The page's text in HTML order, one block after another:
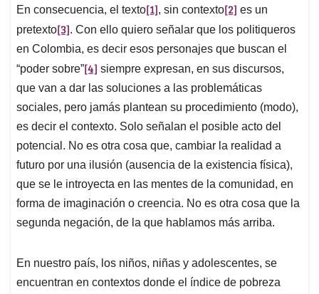
En consecuencia, el texto[1], sin contexto[2] es un
pretexto[3]. Con ello quiero señalar que los politiqueros
en Colombia, es decir esos personajes que buscan el
“poder sobre”[4] siempre expresan, en sus discursos,
que van a dar las soluciones a las problemáticas
sociales, pero jamás plantean su procedimiento (modo),
es decir el contexto. Solo señalan el posible acto del
potencial. No es otra cosa que, cambiar la realidad a
futuro por una ilusión (ausencia de la existencia física),
que se le introyecta en las mentes de la comunidad, en
forma de imaginación o creencia. No es otra cosa que la
segunda negación, de la que hablamos más arriba.
En nuestro país, los niños, niñas y adolescentes, se
encuentran en contextos donde el índice de pobreza